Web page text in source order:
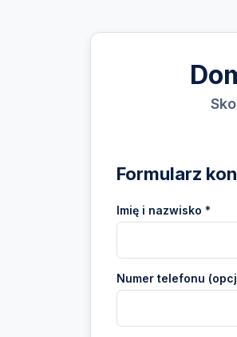
Formularz
Imię i nazwisko *
Numer telefonu